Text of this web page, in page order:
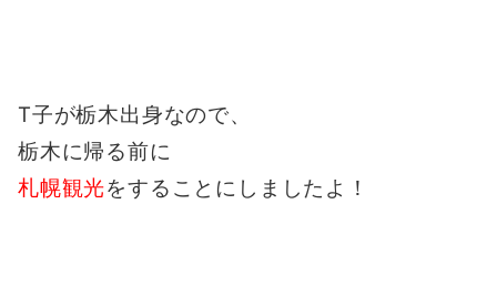
T子が栃木出身なので、
栃木に帰る前に
札幌観光をすることにしましたよ！